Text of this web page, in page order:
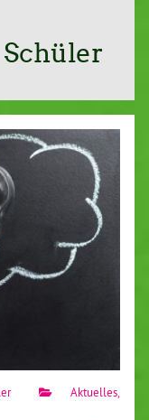
Aktuelles